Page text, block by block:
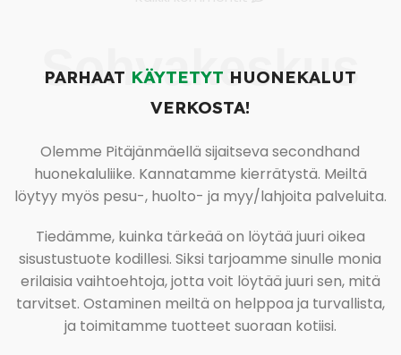
Sohvakeskus
PARHAAT KÄYTETYT HUONEKALUT
VERKOSTA!
Olemme Pitäjänmäellä sijaitseva secondhand
huonekaluliike. Kannatamme kierrätystä. Meiltä
löytyy myös pesu-, huolto- ja myy/lahjoita palveluita.
Tiedämme, kuinka tärkeää on löytää juuri oikea
sisustustuote kodillesi. Siksi tarjoamme sinulle monia
erilaisia vaihtoehtoja, jotta voit löytää juuri sen, mitä
tarvitset. Ostaminen meiltä on helppoa ja turvallista,
ja toimitamme tuotteet suoraan kotiisi.